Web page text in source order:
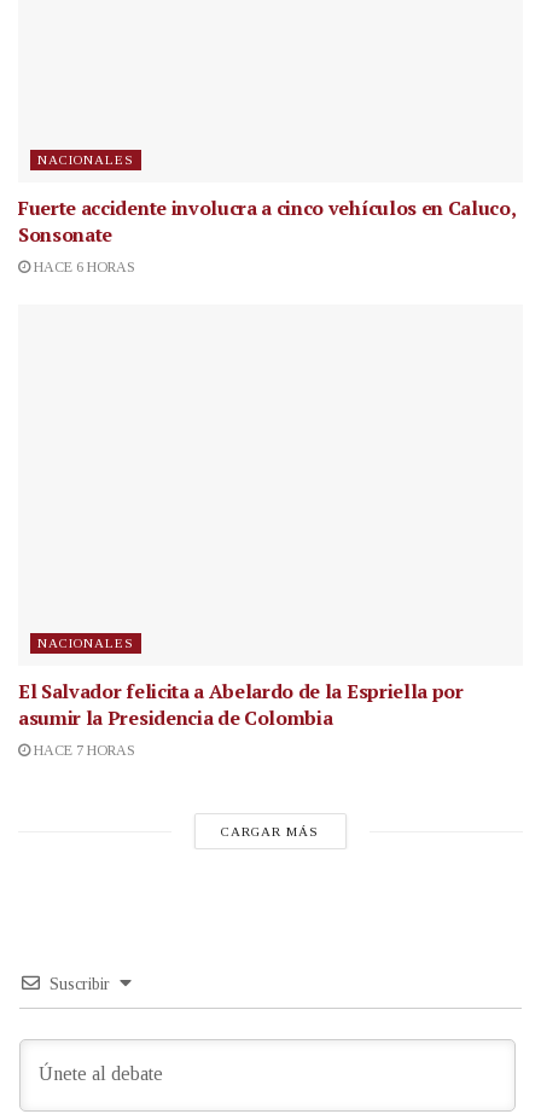
NACIONALES
Fuerte accidente involucra a cinco vehículos en Caluco,
Sonsonate
HACE 6 HORAS
NACIONALES
El Salvador felicita a Abelardo de la Espriella por
asumir la Presidencia de Colombia
HACE 7 HORAS
CARGAR MÁS
Suscribir